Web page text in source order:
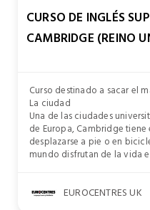
CURSO DE INGLÉS
CAMBRIDGE (REINO
Curso destinado a sacar el
La ciudad
Una de las ciudades
de Europa, Cambridge
desplazarse a pie o en
mundo disfrutan de la vida
EUROCENTRES UK